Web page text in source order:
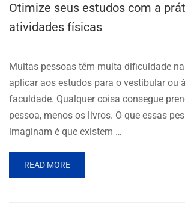
Otimize seus estudos com a
atividades físicas
Muitas pessoas têm muita dificuldade
aplicar aos estudos para o vestibular ou
faculdade. Qualquer coisa consegue
pessoa, menos os livros. O que essas
imaginam é que existem …
READ MORE